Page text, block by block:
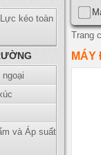
kéo toàn
ngoại
và Áp suất
Trang
MÁY